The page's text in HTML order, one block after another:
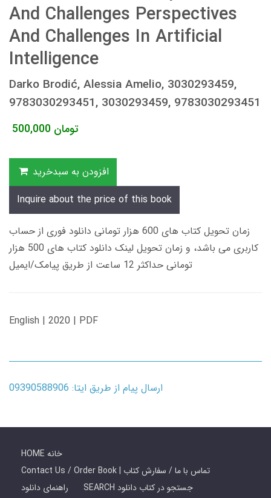
And Challenges Perspectives
And Challenges In Artificial
Intelligence
Darko Brodić, Alessia Amelio, 3030293459,
9783030293451, 3030293459, 9783030293451
500,000 تومان
افزودن به سبدخرید
Inquire about the price of this book
زمان تحویل کتاب های 600 هزار تومانی دانلود فوری از حساب
کاربری می باشد، و زمان تحویل لینک دانلود کتاب های 500 هزار
تومانی حداکثر 12 ساعت از طریق پیامک/ایمیل
English | 2020 | PDF
ارسال پیام از طریق ایتا: 09390588906
HOME خانه
Contact Us / Order Book | تماس با ما / سفارش کتاب
راهنمای دانلود
SEARCH جستجو در کتاب دانلود